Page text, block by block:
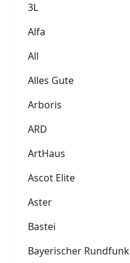
3L
Alfa
All
Alles Gute
Arboris
ARD
ArtHaus
Ascot Elite
Aster
Bastei
Bayerischer Rundfunk